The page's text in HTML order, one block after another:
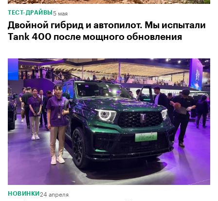
ТЕСТ-ДРАЙВЫ 5 мая
Двойной гибрид и автопилот. Мы испытали
Tank 400 после мощного обновления
НОВИНКИ 24 апреля